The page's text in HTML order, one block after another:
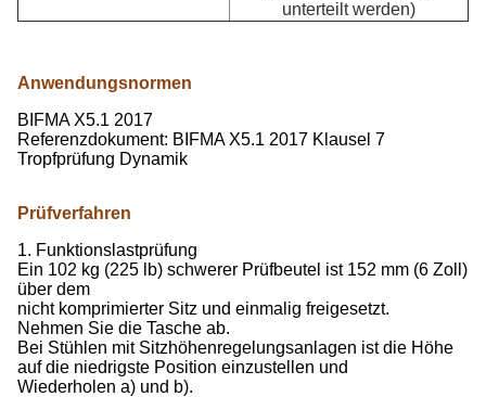
unterteilt werden)
Anwendungsnormen
BIFMA X5.1 2017
Referenzdokument: BIFMA X5.1 2017 Klausel 7
Tropfprüfung Dynamik
Prüfverfahren
1. Funktionslastprüfung
Ein 102 kg (225 lb) schwerer Prüfbeutel ist 152 mm (6 Zoll)
über dem
nicht komprimierter Sitz und einmalig freigesetzt.
Nehmen Sie die Tasche ab.
Bei Stühlen mit Sitzhöhenregelungsanlagen ist die Höhe
auf die niedrigste Position einzustellen und
Wiederholen a) und b).